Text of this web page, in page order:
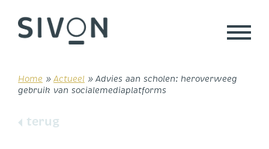
content
Home » Actueel » Advies aan scholen: heroverweeg
gebruik van socialemedia­platforms
terug